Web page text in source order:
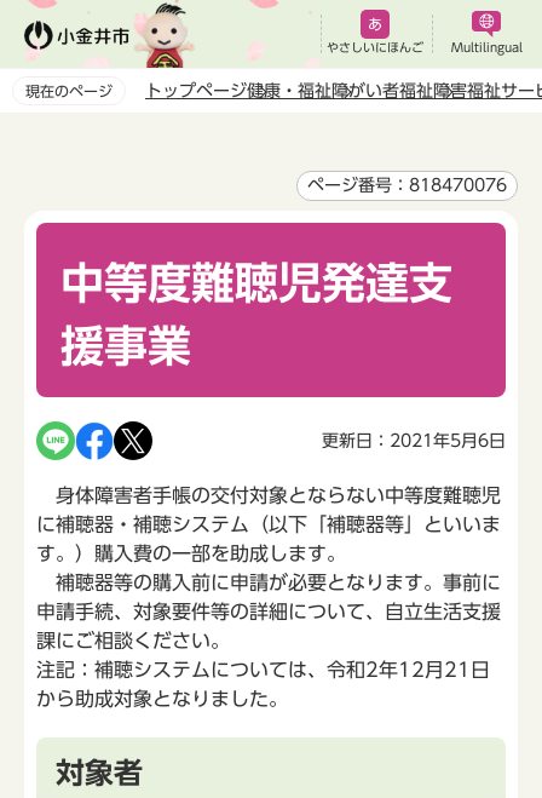
ペ
やさしいにほんご Multilingual
現在のページ トップページ健康・福祉 障がい者福祉 障害福祉サー
ページ番号：818470076
中等度難聴児発達支
援事業
更新日：2021年5月6日
身体障害者手帳の交付対象とならない中等度難聴児
に補聴器・補聴システム（以下「補聴器等」といいま
す。）購入費の一部を助成します。
補聴器等の購入前に申請が必要となります。事前に
申請手続、対象要件等の詳細について、自立生活支援
課にご相談ください。
注記：補聴システムについては、令和2年12月21日
から助成対象となりました。
対象者